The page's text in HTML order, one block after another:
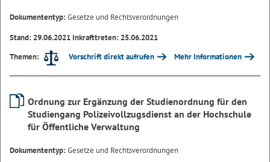
Dokumententyp:Gesetze und Rechtsverordnungen
Stand: 29.06.2021 Inkrafttreten: 25.06.2021
Themen:
Vorschrift direkt aufrufen Mehr Informationen
Ordnung zur Ergänzung der Studienordnung für den
Studiengang Polizeivollzugsdienst an der Hochschule
für Öffentliche Verwaltung
Dokumententyp:Gesetze und Rechtsverordnungen